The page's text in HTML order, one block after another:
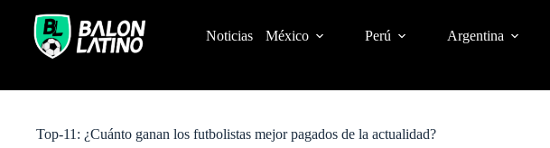
o
Noticias México Perú Argentina
Top-11: ¿Cuánto ganan los futbolistas mejor pagados de la actualidad?